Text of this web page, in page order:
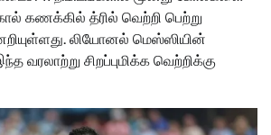
கணக்கில் த்ரில் வெற்றி பெற்று
லியோனல் மெஸ்ஸியின்
வரலாற்று சிறப்புமிக்க வெற்றிக்கு